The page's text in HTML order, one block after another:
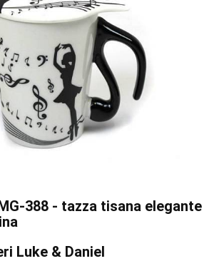
388 - tazza tisana elegante
Luke & Daniel